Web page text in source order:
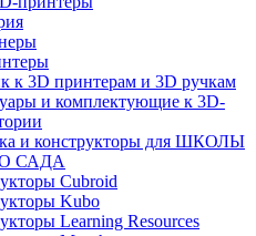
к 3D принтерам и 3D ручкам
и комплектующие к 3D-
и конструкторы для ШКОЛЫ
САДА
Cubroid
Kubo
Learning Resources